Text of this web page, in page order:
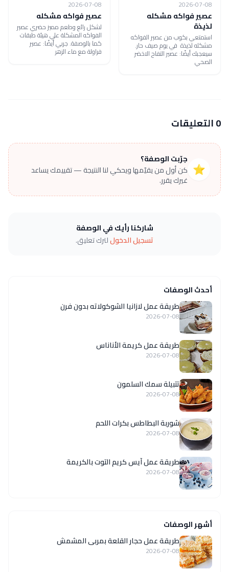
2026-07-08
عصير فواكه مشكله
لذيذة
استمتعي بكوب من عصير الفواكه
مشكله لذيذة في يوم صيف حار.
سيعجبك أيضًا: عصير التفاح الاخضر
الصحي
2026-07-08
عصير فواكه مشكله
لشكل رائع وطعم مميز حضري عصير
الفواكه المشكلة علي هيئة طبقات
كما بالوصفة. جربي أيضًا: عصير
فراولة مع ماء الزهر
0 التعليقات
⭐
جرّبت الوصفة؟
كن أول من يقيّمها ويحكي لنا النتيجة — تقييمك يساعد
غيرك يقرر.
شاركنا رأيك في الوصفة
تسجيل الدخوللترك تعليق.
أحدث الوصفات
طريقة عمل لازانيا الشوكولاته بدون فرن
2026-07-08
طريقة عمل كريمة الأناناس
2026-07-08
تتبيلة سمك السلمون
2026-07-08
شوربة البطاطس بكرات اللحم
2026-07-08
طريقة عمل آيس كريم التوت بالكريمة
2026-07-08
أشهر الوصفات
طريقة عمل حجار القلعة بمربى المشمش
2026-07-08